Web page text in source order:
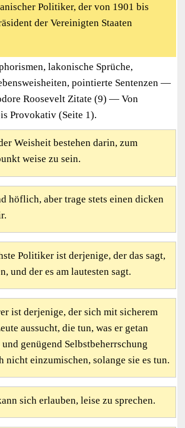
Politiker, der von 1901 bis
der Vereinigten Staaten
lakonische Sprüche,
pointierte Sentenzen —
Roosevelt Zitate (9) — Von
Provokativ (Seite 1).
Weisheit bestehen darin, zum
weise zu sein.
höflich, aber trage stets einen dicken
Politiker ist derjenige, der das sagt,
und der es am lautesten sagt.
ist derjenige, der sich mit sicherem
aussucht, die tun, was er getan
genügend Selbstbeherrschung
nicht einzumischen, solange sie es tun.
sich erlauben, leise zu sprechen.